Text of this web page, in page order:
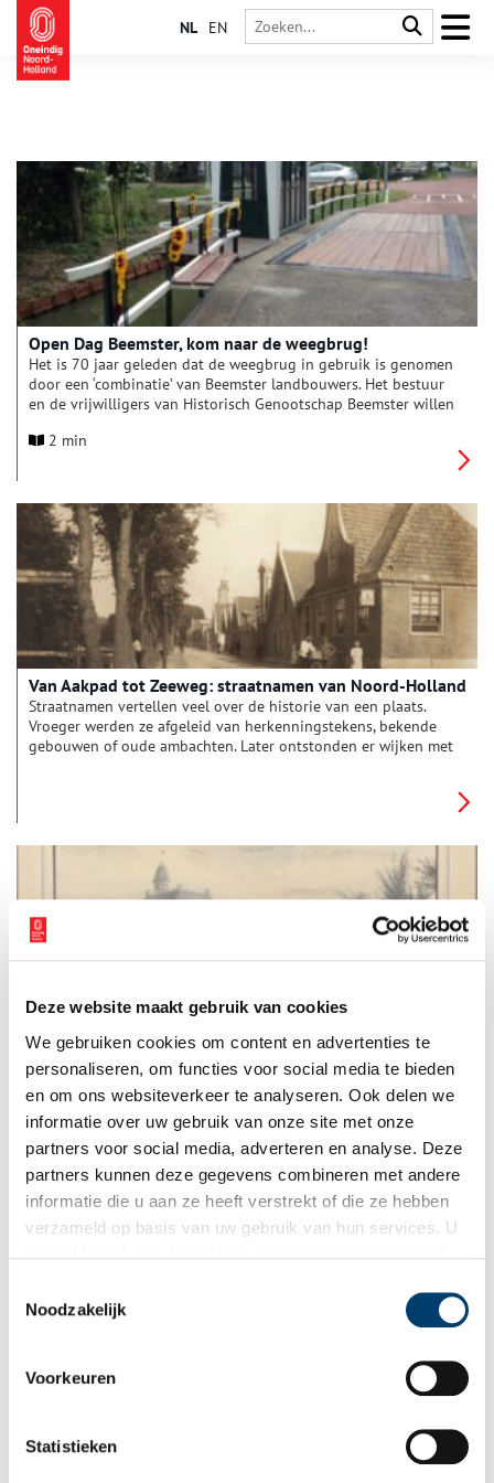
Deze website maakt gebruik van cookies
We gebruiken cookies om content en advertenties te
personaliseren, om functies voor social media te bieden
en om ons websiteverkeer te analyseren. Ook delen we
informatie over uw gebruik van onze site met onze
partners voor social media, adverteren en analyse. Deze
partners kunnen deze gegevens combineren met andere
informatie die u aan ze heeft verstrekt of die ze hebben
verzameld op basis van uw gebruik van hun services. U
Noodzakelijk
Voorkeuren
Statistieken
NL EN
Open Dag Beemster, kom naar de weegbrug!
Het is 70 jaar geleden dat de weegbrug in gebruik is genomen
door een ‘combinatie’ van Beemster landbouwers. Het bestuur
en de vrijwilligers van Historisch Genootschap Beemster willen
Dag” op 9 mei kunt u de weegbrug bezoeken. Deze bevindt
2 min
Van Aakpad tot Zeeweg: straatnamen van Noord-Holland
Straatnamen vertellen veel over de historie van een plaats.
Vroeger werden ze afgeleid van herkenningstekens, bekende
gebouwen of oude ambachten. Later ontstonden er wijken met
Een groot monumentaal stenen bouwwerk lijkt de weg in
Enkhuizen te versperren, maar niets is minder waar. De
Koepoort te Enkhuizen heeft lang gediend als toegangspoort
aan de westzijde van de stad en was deel van de
vestingwerken om de stad heen tijdens de middeleeuwen en
Gouden Eeuw.
De zandafgravingen in het Gooi
Rijk worden is niet iets waar je meteen aan denkt als je zand
eeuwenlang Goois zand verkocht. Al in de zeventiende eeuw
was er veel behoefte aan zand. De VOC gebruikte het zand als
ballast in schepen en bouwde er in het Verre Oosten kades